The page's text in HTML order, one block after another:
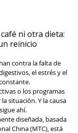
ni otra dieta:
reinicio
contra la falta de
el estrés y el
o los programas
situación. Y la causa
ahí.
diseñada, basada
China (MTC), está